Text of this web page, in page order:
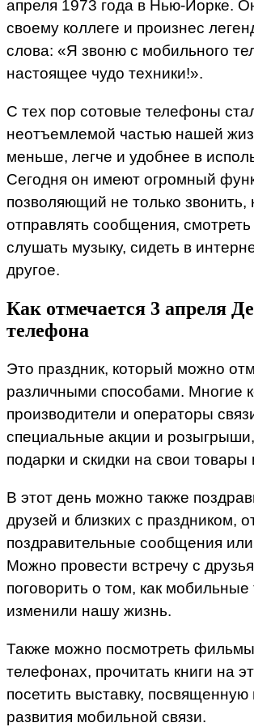
апреля 1973 года в Нью-Йорке.
своему коллеге и произнес
слова: «Я звоню с мобильного
настоящее чудо техники!».
С тех пор сотовые телефоны
неотъемлемой частью нашей
меньше, легче и удобнее в
Сегодня он имеют огромный
позволяющий не только звонить,
отправлять сообщения,
слушать музыку, сидеть в
другое.
Как отмечается 3 апреля
телефона
Это праздник, который можно
различными способами. Многие
производители и операторы
специальные акции и
подарки и скидки на свои товары
В этот день можно также
друзей и близких с праздником,
поздравительные сообщения или
Можно провести встречу с
поговорить о том, как
изменили нашу жизнь.
Также можно посмотреть
телефонах, прочитать книги на
посетить выставку, посвященную
развития мобильной связи.